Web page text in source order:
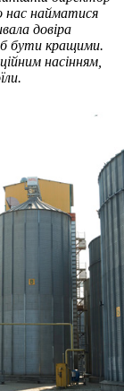
нас найматися
довіра
бути кращими.
насінням,